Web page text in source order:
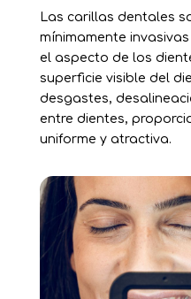
Las carillas dentales
mínimamente
el aspecto de los
superficie visible del
desgastes,
entre dientes,
uniforme y atractiva.